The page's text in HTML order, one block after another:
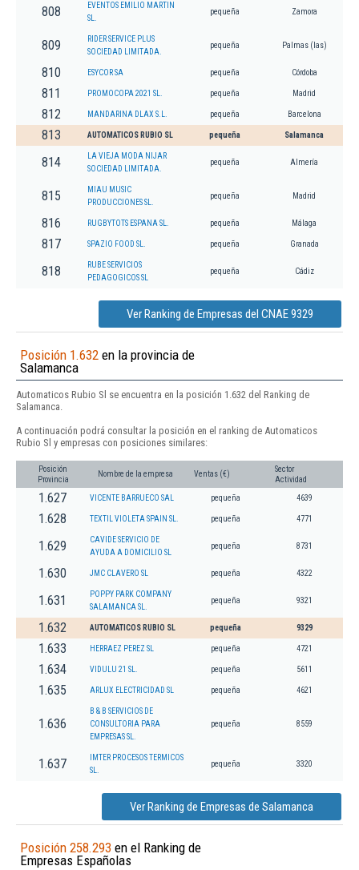
808
EVENTOS EMILIO MARTIN
SL.
pequeña Zamora
809
RIDER SERVICE PLUS
SOCIEDAD LIMITADA.
pequeña Palmas (las)
810 ESYCOR SA pequeña Córdoba
811 PROMOCOPA 2021 SL. pequeña Madrid
812 MANDARINA DLAX S.L. pequeña Barcelona
813 AUTOMATICOS RUBIO SL pequeña Salamanca
814
LA VIEJA MODA NIJAR
SOCIEDAD LIMITADA.
pequeña Almería
815
MIAU MUSIC
PRODUCCIONES SL.
pequeña Madrid
816 RUGBYTOTS ESPANA SL. pequeña Málaga
817 SPAZIO FOOD SL. pequeña Granada
818
RUBE SERVICIOS
PEDAGOGICOS SL
pequeña Cádiz
Ver Ranking de Empresas del CNAE 9329
Posición 1.632 en la provincia de
Salamanca
Automaticos Rubio Sl se encuentra en la posición 1.632 del Ranking de
Salamanca.
A continuación podrá consultar la posición en el ranking de Automaticos
Rubio Sl y empresas con posiciones similares:
Posición
Provincia
Nombre de la empresa Ventas (€)
Sector
Actividad
1.627 VICENTE BARRUECO SAL pequeña 4639
1.628 TEXTIL VIOLETA SPAIN SL. pequeña 4771
1.629
CAVIDE SERVICIO DE
AYUDA A DOMICILIO SL
pequeña 8731
1.630 JMC CLAVERO SL pequeña 4322
1.631
POPPY PARK COMPANY
SALAMANCA SL.
pequeña 9321
1.632 AUTOMATICOS RUBIO SL pequeña 9329
1.633 HERRAEZ PEREZ SL pequeña 4721
1.634 VIDULU 21 SL. pequeña 5611
1.635 ARLUX ELECTRICIDAD SL pequeña 4621
1.636
B & B SERVICIOS DE
CONSULTORIA PARA
EMPRESAS SL.
pequeña 8559
1.637
IMTER PROCESOS TERMICOS
SL.
pequeña 3320
Ver Ranking de Empresas de Salamanca
Posición 258.293 en el Ranking de
Empresas Españolas